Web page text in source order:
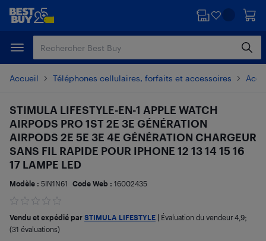
Passer
principal
Passer
Accueil Téléphones cellulaires, forfaits et accessoires
STIMULA LIFESTYLE-EN-1 APPLE WATCH
AIRPODS PRO 1ST 2E 3E GÉNÉRATION
AIRPODS 2E 5E 3E 4E GÉNÉRATION CHARGEUR
SANS FIL RAPIDE POUR IPHONE 12 13 14 15 16
17 LAMPE LED
Modèle : 5IN1N61 Code Web : 16002435
Vendu et expédié par STIMULA LIFESTYLE Évaluation du vendeur 4,9;
(31 évaluations)